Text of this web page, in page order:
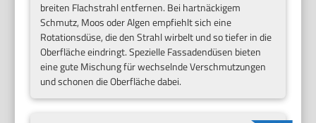
breiten Flachstrahl entfernen. Bei hartnäckigem
Schmutz, Moos oder Algen empfiehlt sich eine
Rotationsdüse, die den Strahl wirbelt und so tiefer in die
Oberfläche eindringt. Spezielle Fassadendüsen bieten
eine gute Mischung für wechselnde Verschmutzungen
und schonen die Oberfläche dabei.